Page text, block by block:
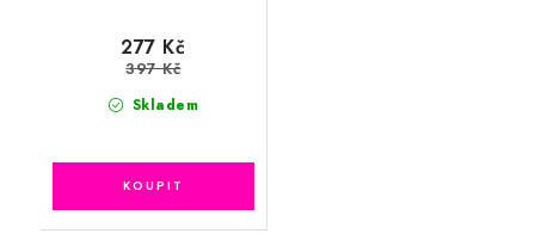
Skladem
277 Kč
397 Kč